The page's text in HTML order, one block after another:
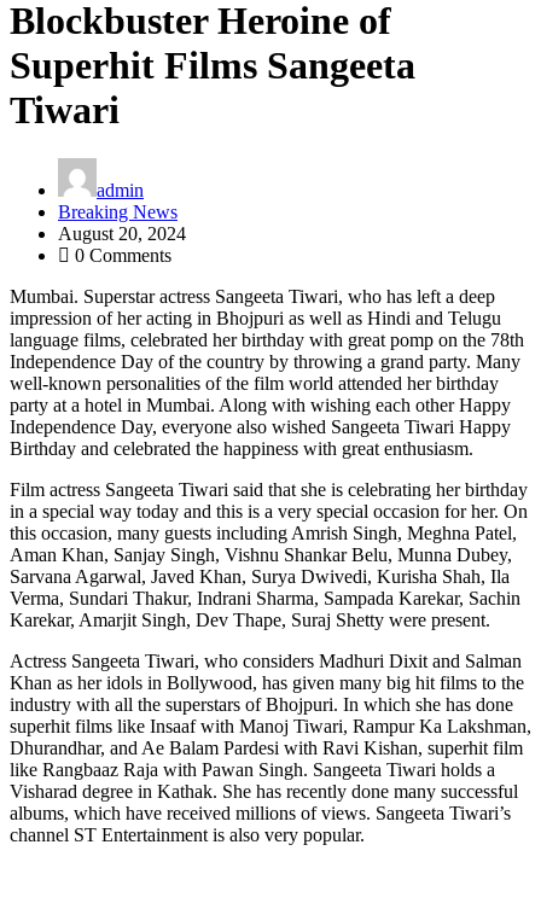
Blockbuster Heroine of
Superhit Films Sangeeta
Tiwari
admin
Breaking News
August 20, 2024
0 Comments
Mumbai. Superstar actress Sangeeta Tiwari, who has left a deep
impression of her acting in Bhojpuri as well as Hindi and Telugu
language films, celebrated her birthday with great pomp on the 78th
Independence Day of the country by throwing a grand party. Many
well-known personalities of the film world attended her birthday
party at a hotel in Mumbai. Along with wishing each other Happy
Independence Day, everyone also wished Sangeeta Tiwari Happy
Birthday and celebrated the happiness with great enthusiasm.
Film actress Sangeeta Tiwari said that she is celebrating her birthday
in a special way today and this is a very special occasion for her. On
this occasion, many guests including Amrish Singh, Meghna Patel,
Aman Khan, Sanjay Singh, Vishnu Shankar Belu, Munna Dubey,
Sarvana Agarwal, Javed Khan, Surya Dwivedi, Kurisha Shah, Ila
Verma, Sundari Thakur, Indrani Sharma, Sampada Karekar, Sachin
Karekar, Amarjit Singh, Dev Thape, Suraj Shetty were present.
Actress Sangeeta Tiwari, who considers Madhuri Dixit and Salman
Khan as her idols in Bollywood, has given many big hit films to the
industry with all the superstars of Bhojpuri. In which she has done
superhit films like Insaaf with Manoj Tiwari, Rampur Ka Lakshman,
Dhurandhar, and Ae Balam Pardesi with Ravi Kishan, superhit film
like Rangbaaz Raja with Pawan Singh. Sangeeta Tiwari holds a
Visharad degree in Kathak. She has recently done many successful
albums, which have received millions of views. Sangeeta Tiwari’s
channel ST Entertainment is also very popular.